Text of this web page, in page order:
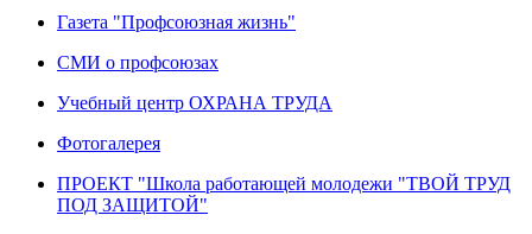
Газета "Профсоюзная жизнь"
СМИ о профсоюзах
Учебный центр ОХРАНА ТРУДА
Фотогалерея
ПРОЕКТ "Школа работающей молодежи "ТВОЙ ТРУД
ПОД ЗАЩИТОЙ"